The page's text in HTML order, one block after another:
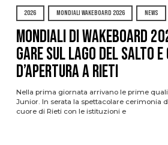
2026 MONDIALI WAKEBOARD 2026 NEWS
Mondiali di Wakeboard
gare sul Lago del Salto
d’apertura a Rieti
Nella prima giornata arrivano le prime
Junior. In serata la spettacolare cerimonia
cuore di Rieti con le istituzioni e